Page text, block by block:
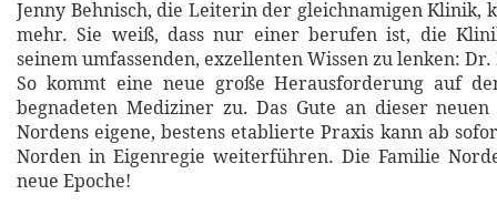
Jenny Behnisch, die Leiterin der gleichnamigen Klinik,
mehr. Sie weiß, dass nur einer berufen ist, die
seinem umfassenden, exzellenten Wissen zu lenken:
So kommt eine neue große Herausforderung auf
begnadeten Mediziner zu. Das Gute an dieser
Nordens eigene, bestens etablierte Praxis kann ab
Norden in Eigenregie weiterführen. Die Familie
neue Epoche!